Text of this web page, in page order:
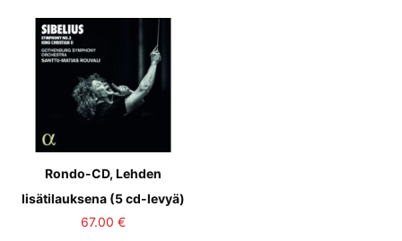
Rondo-CD, Lehden
lisätilauksena (5 cd-levyä)
67.00€